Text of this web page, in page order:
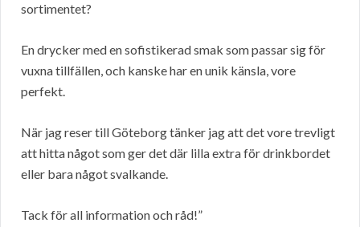
sortimentet?
En drycker med en sofistikerad smak som passar sig för
vuxna tillfällen, och kanske har en unik känsla, vore
perfekt.
När jag reser till Göteborg tänker jag att det vore trevligt
att hitta något som ger det där lilla extra för drinkbordet
eller bara något svalkande.
Tack för all information och råd!”